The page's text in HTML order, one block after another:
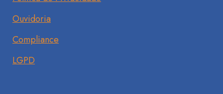
Ouvidoria
Compliance
LGPD